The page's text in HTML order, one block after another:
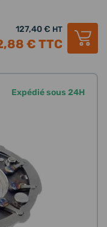
127,40 € HT
€ TTC
Expédié sous 24H